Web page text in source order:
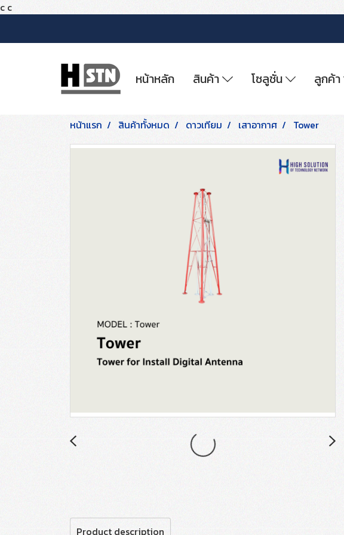
c c
หน้าหลัก สินค้า โซลูชั่น ลูกค้า
หน้าแรก สินค้าทั้งหมด ดาวเทียม เสาอากาศ Tower
Product description